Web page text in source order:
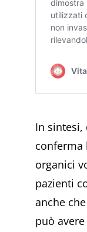
In
conferma
organici
pazienti
anche
può